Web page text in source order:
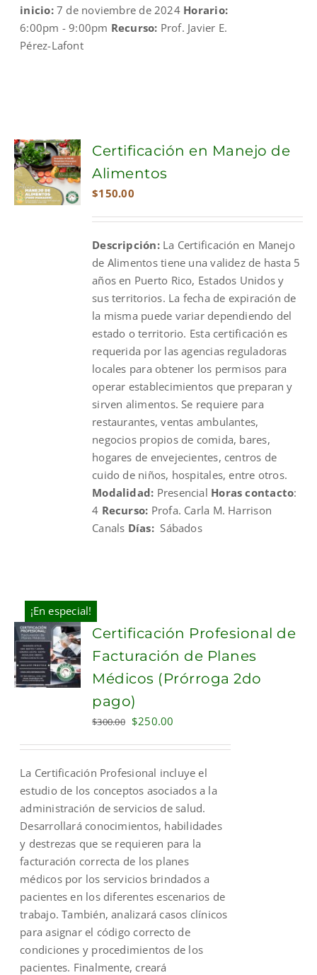
inicio: 7 de noviembre de 2024 Horario:
6:00pm - 9:00pm Recurso: Prof. Javier E.
Pérez-Lafont
ADD TO
CART
Certificación en Manejo de
Alimentos
$150.00
Descripción: La Certificación en Manejo
de Alimentos tiene una validez de hasta 5
años en Puerto Rico, Estados Unidos y
sus territorios. La fecha de expiración de
la misma puede variar dependiendo del
estado o territorio. Esta certificación es
requerida por las agencias reguladoras
locales para obtener los permisos para
operar establecimientos que preparan y
sirven alimentos. Se requiere para
restaurantes, ventas ambulantes,
negocios propios de comida, bares,
hogares de envejecientes, centros de
cuido de niños, hospitales, entre otros.
Modalidad: Presencial Horas contacto:
4 Recurso: Profa. Carla M. Harrison
Canals Días:Sábados
¡En especial!
ADD TO
Certificación Profesional de
Facturación de Planes
Médicos (Prórroga 2do
pago)
$300.00 Original
$300.00.
$250.00
$250.00.
La Certificación Profesional incluye el
estudio de los conceptos asociados a la
administración de servicios de salud.
Desarrollará conocimientos, habilidades
y destrezas que se requieren para la
facturación correcta de los planes
médicos por los servicios brindados a
pacientes en los diferentes escenarios de
trabajo. También, analizará casos clínicos
para asignar el código correcto de
condiciones y procedimientos de los
pacientes. Finalmente, creará